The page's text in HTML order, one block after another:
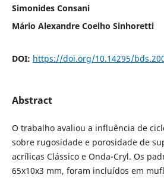
Simonides Consani
Mário Alexandre Coelho Sinhoretti
DOI: https://doi.org/10.14295/
Abstract
O trabalho avaliou a influência de
sobre rugosidade e porosidade de
acrílicas Clássico e Onda-Cryl. Os
65x10x3 mm, foram incluídos em